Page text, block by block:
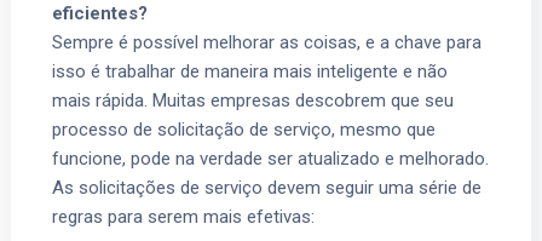
eficientes?
Sempre é possível melhorar as coisas, e a chave para
isso é trabalhar de maneira mais inteligente e não
mais rápida. Muitas empresas descobrem que seu
processo de solicitação de serviço, mesmo que
funcione, pode na verdade ser atualizado e melhorado.
As solicitações de serviço devem seguir uma série de
regras para serem mais efetivas: